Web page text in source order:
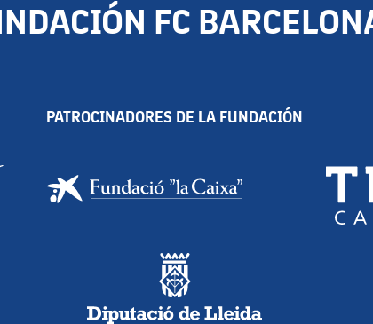
FC
PATROCINADORES DE LA FUNDACIÓN